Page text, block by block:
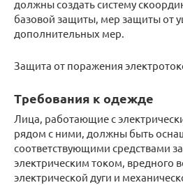
должны создать систему
базовой защиты, мер защиты от
дополнительных мер.
Защита от поражения
Требования к одежде
Лица, работающие с
рядом с ними, должны быть
соответствующими средствами
электрическим током, вредного
электрической дуги и